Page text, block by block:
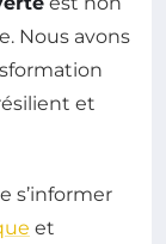
Nous avons
et
s’informer
et